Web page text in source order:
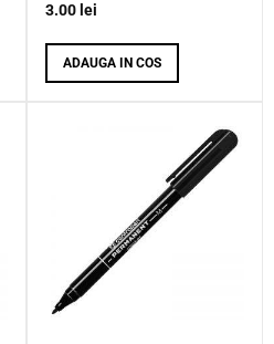
3.00 lei
ADAUGA IN COS